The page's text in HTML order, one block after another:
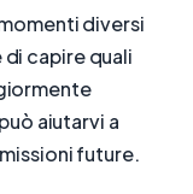
diversi
capire quali
aiutarvi a
future.